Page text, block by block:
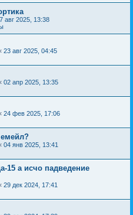
авг 2025, 13:38
23 авг 2025, 04:45
02 апр 2025, 13:35
24 фев 2025, 17:06
04 янв 2025, 13:41
15 а исчо падведение
29 дек 2024, 17:41